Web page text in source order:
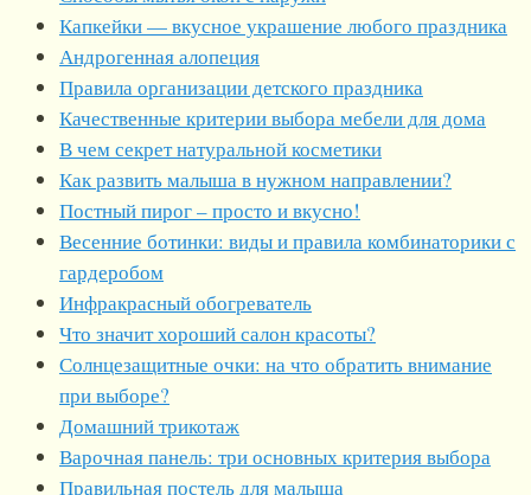
Капкейки — вкусное украшение любого праздника
Андрогенная алопеция
Правила организации детского праздника
Качественные критерии выбора мебели для дома
В чем секрет натуральной косметики
Как развить малыша в нужном направлении?
Постный пирог – просто и вкусно!
Весенние ботинки: виды и правила комбинаторики с
гардеробом
Инфракрасный обогреватель
Что значит хороший салон красоты?
Солнцезащитные очки: на что обратить внимание
при выборе?
Домашний трикотаж
Варочная панель: три основных критерия выбора
Правильная постель для малыша